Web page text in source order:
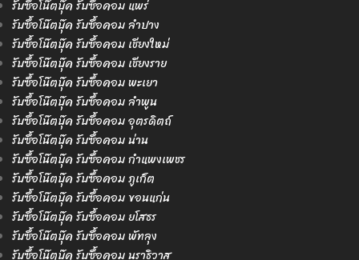
รับซื้อโน๊ตบุ๊ค รับซื้อคอม แพร่
รับซื้อโน๊ตบุ๊ค รับซื้อคอม ลำปาง
รับซื้อโน๊ตบุ๊ค รับซื้อคอม เชียงใหม่
รับซื้อโน๊ตบุ๊ค รับซื้อคอม เชียงราย
รับซื้อโน๊ตบุ๊ค รับซื้อคอม พะเยา
รับซื้อโน๊ตบุ๊ค รับซื้อคอม ลำพูน
รับซื้อโน๊ตบุ๊ค รับซื้อคอม อุตรดิตถ์
รับซื้อโน๊ตบุ๊ค รับซื้อคอม น่าน
รับซื้อโน๊ตบุ๊ค รับซื้อคอม กำแพงเพชร
รับซื้อโน๊ตบุ๊ค รับซื้อคอม ภูเก็ต
รับซื้อโน๊ตบุ๊ค รับซื้อคอม ขอนแก่น
รับซื้อโน๊ตบุ๊ค รับซื้อคอม ยโสธร
รับซื้อโน๊ตบุ๊ค รับซื้อคอม พัทลุง
รับซื้อโน๊ตบุ๊ค รับซื้อคอม นราธิวาส